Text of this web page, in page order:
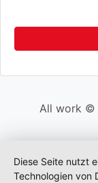
All work ©
Diese Seite nutzt
Technologien von